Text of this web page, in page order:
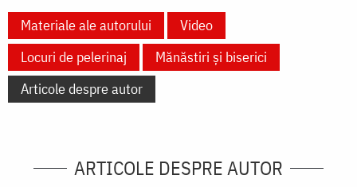
Materiale ale autorului
Video
Locuri de pelerinaj
Mănăstiri și biserici
Articole despre autor
ARTICOLE DESPRE AUTOR